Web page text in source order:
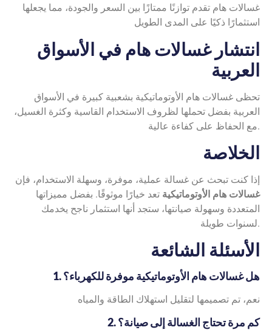
غسالات هام تقدم توازنًا ممتازًا بين السعر والجودة، مما يجعلها
استثمارًا ذكيًا على المدى الطويل
انتشار غسالات هام في الأسواق
العربية
تحظى غسالات هام الأوتوماتيكية بشعبية كبيرة في الأسواق
العربية بفضل تحملها لظروف الاستخدام القاسية وكثرة الغسيل،
مع الحفاظ على كفاءة عالية.
الخلاصة
إذا كنت تبحث عن غسالة عملية، موفرة، وسهلة الاستخدام، فإن
غسالات هام الأوتوماتيكية تعد خيارًا موثوقًا. بفضل مميزاتها
المتعددة وسهولة صيانتها، ستجد أنها استثمار ناجح يخدمك
لسنوات طويلة.
الأسئلة الشائعة
1. هل غسالات هام الأوتوماتيكية موفرة للكهرباء؟
نعم، تم تصميمها لتقليل استهلاك الطاقة والمياه
2. كم مرة تحتاج الغسالة إلى صيانة؟